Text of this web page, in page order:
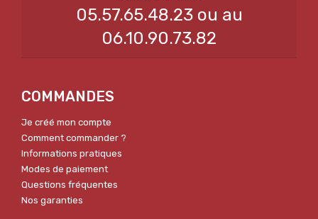
05.57.65.48.23 ou au
06.10.90.73.82
COMMANDES
Je créé mon compte
Comment commander ?
Informations pratiques
Modes de paiement
Questions fréquentes
Nos garanties